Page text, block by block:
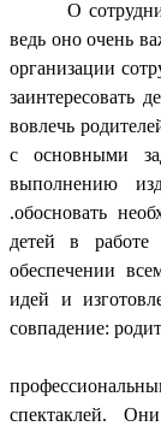
О
ведь оно очень
организации
заинтересовать
вовлечь
с основными
выполнению
.обосновать
детей в
обеспечении
идей и
совпадение:
спектаклей.